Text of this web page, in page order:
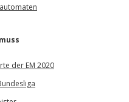
der EM 2020